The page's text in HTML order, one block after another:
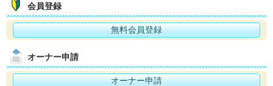
会員登録
無料会員登録
オーナー申請
オーナー申請